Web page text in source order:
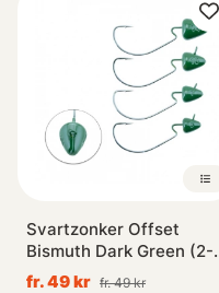
Svartzonker Offset
Bismuth Dark Green (2-
pack)
fr. 49 kr fr. 49 kr